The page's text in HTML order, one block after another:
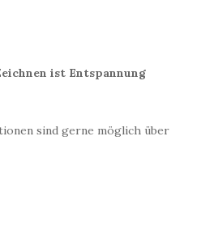
ist Entspannung
sind gerne möglich über